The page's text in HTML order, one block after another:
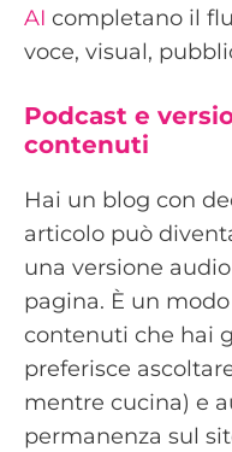
AI completano il
voce, visual,
Podcast e
contenuti
Hai un blog con
articolo può
una versione
pagina. È un
contenuti che hai
preferisce
mentre cucina) e
permanenza sul